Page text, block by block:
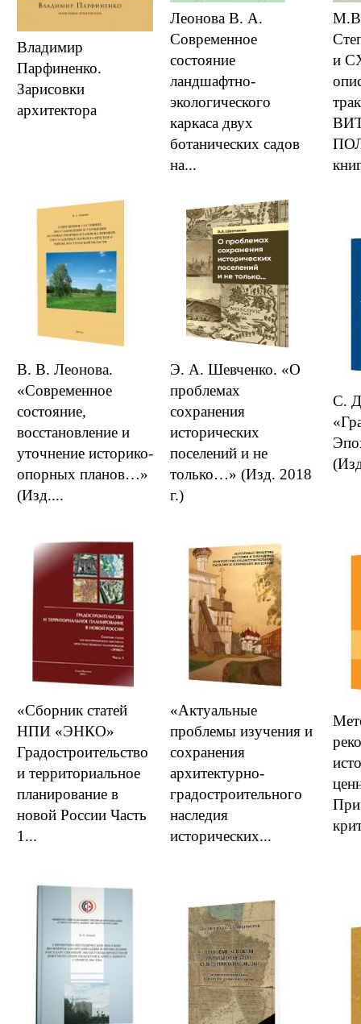
Владимир
Парфиненко.
Зарисовки
архитектора
Леонова В. А.
Современное
состояние
ландшафтно-
экологического
каркаса двух
ботанических садов
на...
и
В. В. Леонова.
«Современное
состояние,
восстановление и
уточнение историко-
опорных планов…»
(Изд....
Э. А. Шевченко. «О
проблемах
сохранения
исторических
поселений и не
только…» (Изд. 2018
г.)
С.
«Cборник статей
НПИ «ЭНКО»
Градостроительство
и территориальное
планирование в
новой России Часть
1...
«Актуальные
проблемы изучения и
сохранения
архитектурно-
градостроительного
наследия
исторических...